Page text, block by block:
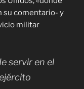
su comentario- y
militar
servir en el